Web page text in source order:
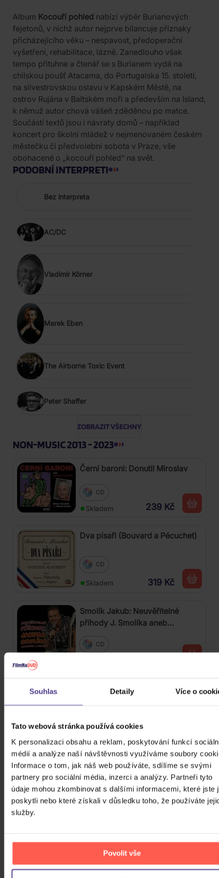
Souhlas Detaily Více o
Tato webová stránka používá cookies
K personalizaci obsahu a reklam, poskytování funkcí
médií a analýze naší návštěvnosti využíváme soubory
Informace o tom, jak náš web používáte, sdílíme se svými
partnery pro sociální média, inzerci a analýzy. Partneři tyto
údaje mohou zkombinovat s dalšími informacemi, které jste
poskytli nebo které získali v důsledku toho, že používáte
služby.
Povolit vše
Album Kocouří pohled nabízí výběr Burianových
fejetonů, v nichž autor nejprve bilancuje příznaky
přicházejícího věku – nespavost, předoperační
vyšetření, rehabilitace, lázně. Zanedlouho však
tempo přituhne a čtenář se s Burianem vydá na
chilskou poušť Atacama, do Portugalska 15. století,
na silvestrovskou oslavu v Kapském Městě, na
ostrov Rujána v Baltském moři a především na Island,
k němuž autor chová vášeň zděděnou po matce.
Součástí textů jsou i návraty domů – například
koncert pro školní mládež v nejmenovaném českém
městečku či předvolební sobota v Praze, vše
obohacené o „kocouří pohled“ na svět.
PODOBNÍ INTERPRETI
Bez interpreta
AC/DC
Vladimír Körner
Marek Eben
The Airborne Toxic Event
Peter Shaffer
ZOBRAZIT VŠECHNY
NON-MUSIC 2013 - 2023
Černí baroni: Donutil Miroslav
CD
Skladem 239 Kč
Dva písaři (Bouvard a Pécuchet)
CD
Skladem 319 Kč
Smolík Jakub: Neuvěřitelné
příhody J. Smolíka aneb
CD
Staré vraždy (10
československých kriminálních
Norbert)
Lady Gaga / Cooper Bradley: A
Star Is Born (Zrodila se hvězda)
2Vinyl